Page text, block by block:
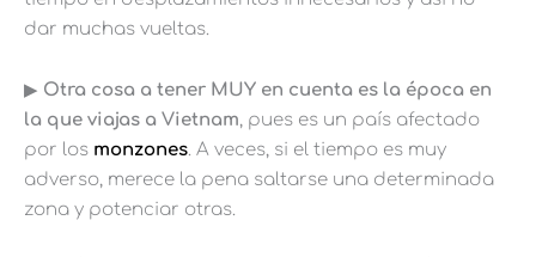
dar muchas vueltas.
▶︎ Otra cosa a tener MUY en cuenta es la época en
la que viajas a Vietnam, pues es un país afectado
por los monzones. A veces, si el tiempo es muy
adverso, merece la pena saltarse una determinada
zona y potenciar otras.